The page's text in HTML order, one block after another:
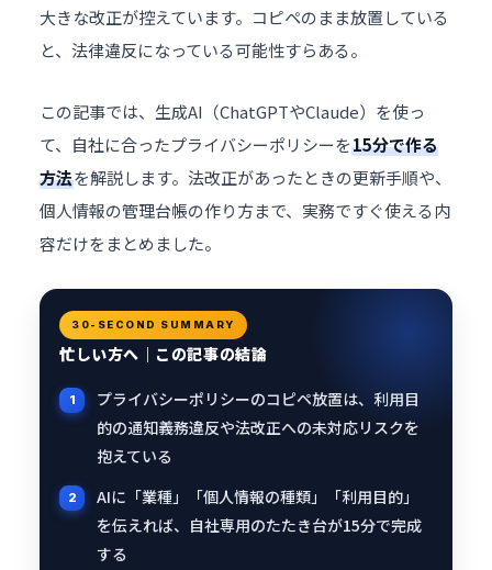
大きな改正が控えています。コピペのまま放置している
と、法律違反になっている可能性すらある。
この記事では、生成AI（ChatGPTやClaude）を使っ
て、自社に合ったプライバシーポリシーを15分で作る
方法を解説します。法改正があったときの更新手順や、
個人情報の管理台帳の作り方まで、実務ですぐ使える内
容だけをまとめました。
30-SECOND SUMMARY
忙しい方へ｜この記事の結論
プライバシーポリシーのコピペ放置は、利用目
的の通知義務違反や法改正への未対応リスクを
抱えている
AIに「業種」「個人情報の種類」「利用目的」
を伝えれば、自社専用のたたき台が15分で完成
する